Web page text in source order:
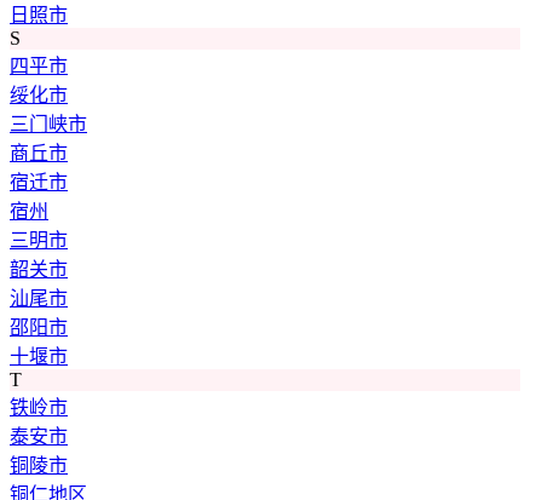
日照市
S
四平市
绥化市
三门峡市
商丘市
宿迁市
宿州
三明市
韶关市
汕尾市
邵阳市
十堰市
T
铁岭市
泰安市
铜陵市
铜仁地区